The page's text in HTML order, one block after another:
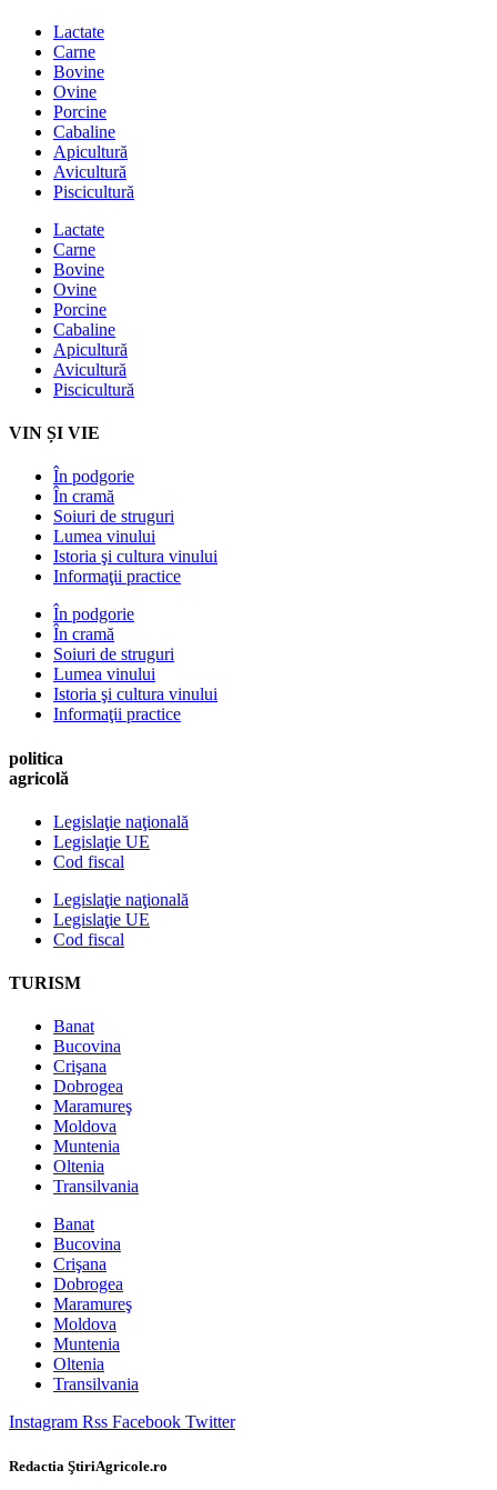
Lactate
Carne
Bovine
Ovine
Porcine
Cabaline
Apicultură
Avicultură
Piscicultură
Lactate
Carne
Bovine
Ovine
Porcine
Cabaline
Apicultură
Avicultură
Piscicultură
VIN ȘI VIE
În podgorie
În cramă
Soiuri de struguri
Lumea vinului
Istoria şi cultura vinului
Informaţii practice
În podgorie
În cramă
Soiuri de struguri
Lumea vinului
Istoria şi cultura vinului
Informaţii practice
politica
agricolă
Legislaţie naţională
Legislaţie UE
Cod fiscal
Legislaţie naţională
Legislaţie UE
Cod fiscal
TURISM
Banat
Bucovina
Crişana
Dobrogea
Maramureş
Moldova
Muntenia
Oltenia
Transilvania
Banat
Bucovina
Crişana
Dobrogea
Maramureş
Moldova
Muntenia
Oltenia
Transilvania
Instagram Rss Facebook Twitter
Redactia ŞtiriAgricole.ro